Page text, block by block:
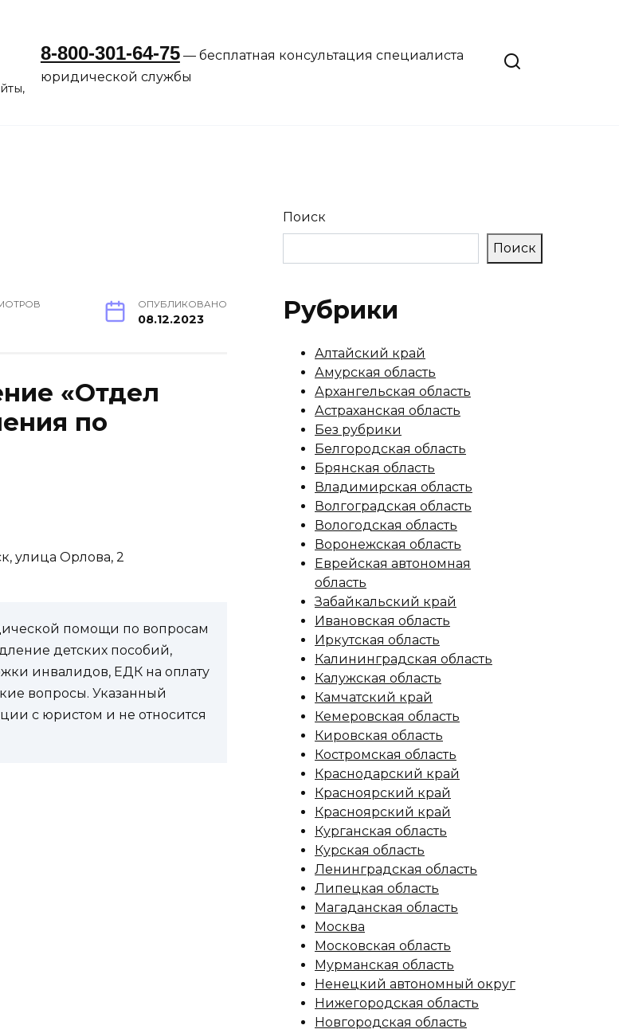
8-800-301-64-75— бесплатная консультация специалиста
юридической службы
ОПУБЛИКОВАНО
08.12.2023
«Отдел
по
улица Орлова, 2
помощи по вопросам
детских пособий,
инвалидов, ЕДК на оплату
вопросы. Указанный
с юристом и не относится
Поиск
Поиск
Рубрики
Алтайский край
Амурская область
Архангельская область
Астраханская область
Без рубрики
Белгородская область
Брянская область
Владимирская область
Волгоградская область
Вологодская область
Воронежская область
Еврейская автономная
область
Забайкальский край
Ивановская область
Иркутская область
Калининградская область
Калужская область
Камчатский край
Кемеровская область
Кировская область
Костромская область
Краснодарский край
Красноярский край
Красноярский край
Курганская область
Курская область
Ленинградская область
Липецкая область
Магаданская область
Москва
Московская область
Мурманская область
Ненецкий автономный округ
Нижегородская область
Новгородская область